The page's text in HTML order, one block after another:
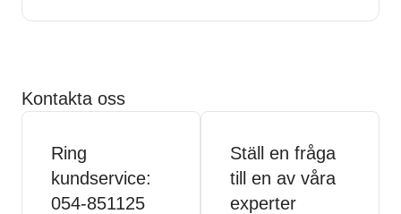
Kontakta oss
Ring
kundservice:
054-851125
Ställ en fråga
till en av våra
experter